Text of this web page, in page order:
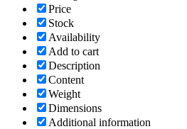
Price
Stock
Availability
Add to cart
Description
Content
Weight
Dimensions
Additional information